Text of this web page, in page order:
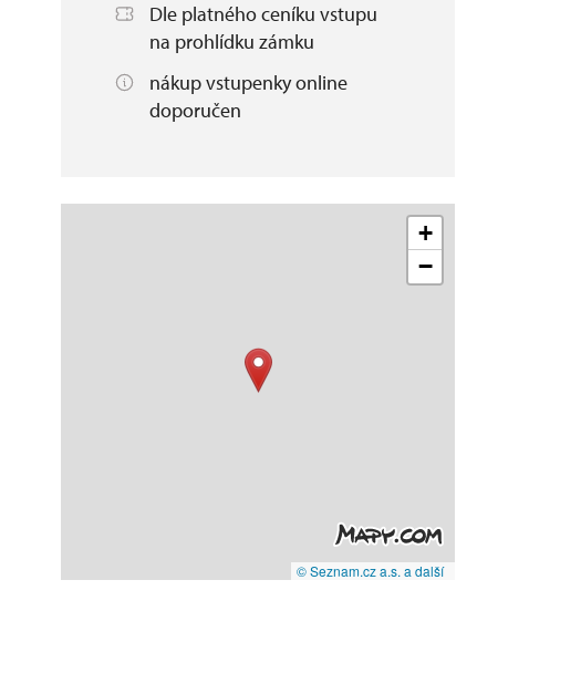
Dle platného ceníku vstupu
na prohlídku zámku
nákup vstupenky online
doporučen
+
−
© Seznam.cz a.s. a další